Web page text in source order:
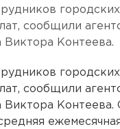
сообщили
Виктора Контеева.
сообщили
Виктора Контеева.